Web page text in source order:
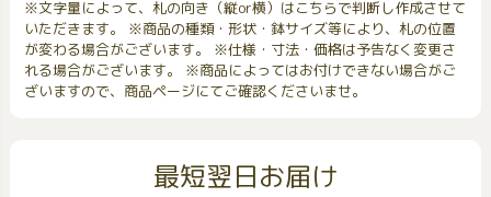
※文字量によって、札の向き（縦or横）はこちらで判断し作成させて
いただきます。 ※商品の種類・形状・鉢サイズ等により、札の位置
が変わる場合がございます。 ※仕様・寸法・価格は予告なく変更さ
れる場合がございます。 ※商品によってはお付けできない場合がご
ざいますので、商品ページにてご確認くださいませ。
最短翌日お届け